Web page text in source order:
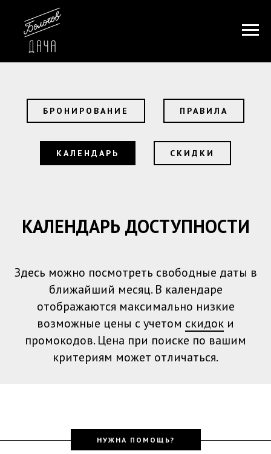
БРОНИРОВАНИЕ ПРАВИЛА
КАЛЕНДАРЬ СКИДКИ
КАЛЕНДАРЬ ДОСТУПНОСТИ
Здесь можно посмотреть свободные даты в
ближайший месяц. В календаре
отображаются максимально низкие
возможные цены с учетом скидок и
промокодов. Цена при поиске по вашим
критериям может отличаться.
НУЖНА ПОМОЩЬ?